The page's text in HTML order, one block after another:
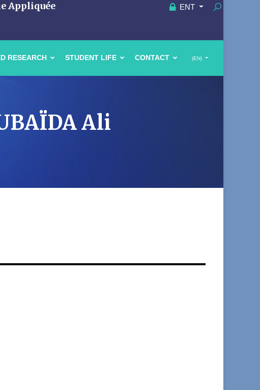
Appliquée ENT
(EN)
RESEARCH STUDENT LIFE CONTACT
Ali